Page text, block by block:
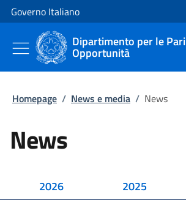
Vai al contenuto
Vai alla navigazione del sito
Governo Italiano
Dipartimento per le Pari
Opportunità
Homepage / News e media / News
News
2026 2025